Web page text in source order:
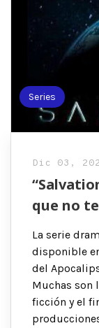
Series
Dic 03,
que no
La serie
disponible
del
Muchas son
ficción y el